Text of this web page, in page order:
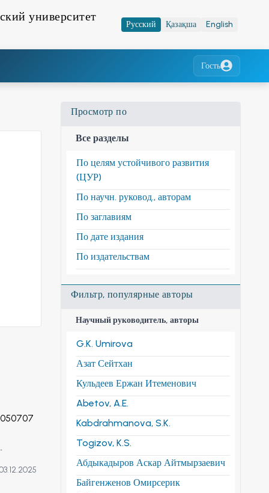
университет
Русский Қазақша English
Гость
050707
Просмотр по
Все разделы
По целям устойчивого развития
(ЦУР)
По научн. руковод., авторам
По заглавиям
По дате издания
По издательствам
Фильтр, популярные авторы
Научный руководитель, авторы
G.K. Umirova
Азат Сейтхан
Кульдеев Ержан Итеменович
Abetov, A.E.
Kabdrahmanova, S.K.
Togizov, K.S.
Абдыкадыров Аскар Айтмырзаевич
Байгенженов Омирсерик